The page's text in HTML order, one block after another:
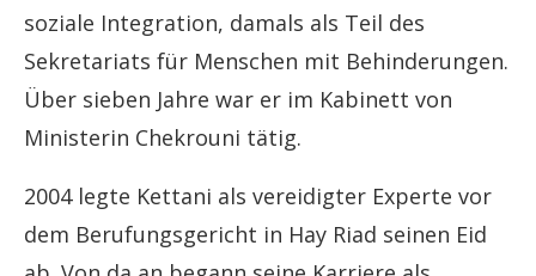
soziale Integration, damals als Teil des
Sekretariats für Menschen mit Behinderungen.
Über sieben Jahre war er im Kabinett von
Ministerin Chekrouni tätig.
2004 legte Kettani als vereidigter Experte vor
dem Berufungsgericht in Hay Riad seinen Eid